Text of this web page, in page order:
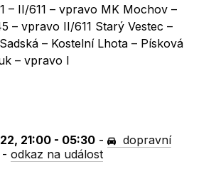
– II/611 – vpravo MK Mochov –
– vpravo II/611 Starý Vestec –
– Kostelní Lhota – Písková
– vpravo I
21:00 - 05:30 -
dopravní
-odkaz na událost